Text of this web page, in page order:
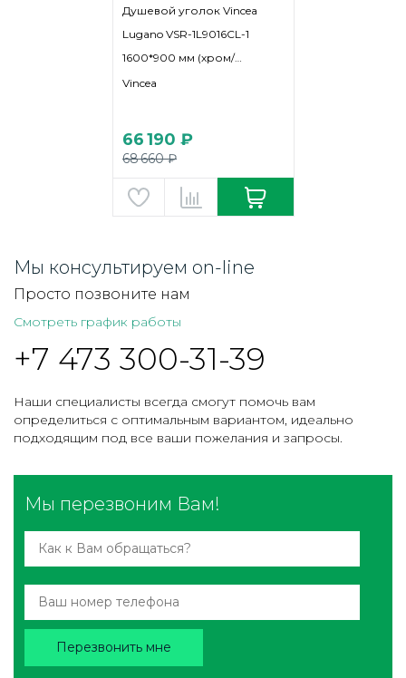
Душевой уголок Vincea
Lugano VSR-1L9016CL-1
1600*900 мм (хром/
прозрачное)
Vincea
66 190 ₽
68 660 ₽
Мы консультируем on-line
Просто позвоните нам
Смотреть график работы
+7 473 300-31-39
Наши специалисты всегда смогут помочь вам
определиться с оптимальным вариантом, идеально
подходящим под все ваши пожелания и запросы.
Мы перезвоним Вам!
Перезвонить мне